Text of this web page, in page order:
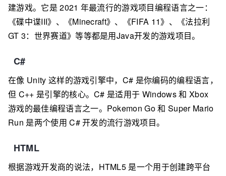
建游戏。它是 2021 年最流行的游戏项目编程语言之一：
《碟中谍III》、《Minecraft》、《FIFA 11》、《法拉利
GT 3：世界赛道》等等都是用Java开发的游戏项目。
C#
在像 Unity 这样的游戏引擎中，C# 是你编码的编程语言，
但 C++ 是引擎的核心。C# 是适用于 Windows 和 Xbox
游戏的最佳编程语言之一。Pokemon Go 和 Super Mario
Run 是两个使用 C# 开发的流行游戏项目。
HTML
根据游戏开发商的说法，HTML5 是一个用于创建跨平台